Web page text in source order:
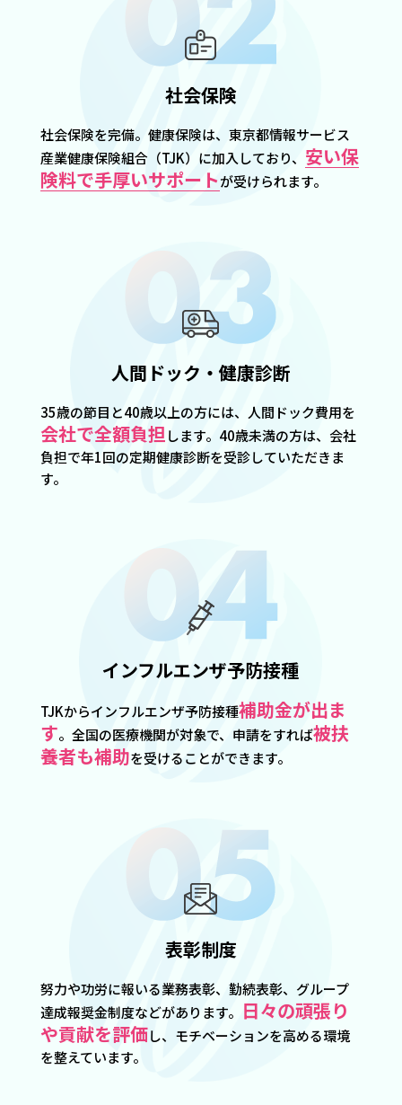
社会保険
社会保険を完備。健康保険は、東京都情報サービス
産業健康保険組合（TJK）に加入しており、 安い保
険料で手厚いサポートが受けられます。
人間ドック・健康診断
35歳の節目と40歳以上の方には、人間ドック費用を
会社で全額負担します。40歳未満の方は、会社
負担で年1回の定期健康診断を受診していただきま
す。
インフルエンザ予防接種
TJKからインフルエンザ予防接種補助金が出ま
す。全国の医療機関が対象で、申請をすれば被扶
養者も補助を受けることができます。
表彰制度
努力や功労に報いる業務表彰、勤続表彰、グループ
達成報奨金制度などがあります。 日々の頑張り
や貢献を評価し、モチベーションを高める環境
を整えています。